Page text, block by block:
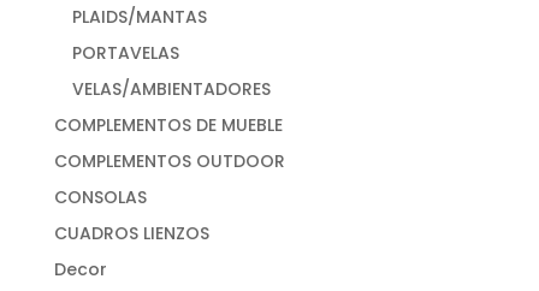
PLAIDS/MANTAS
PORTAVELAS
VELAS/AMBIENTADORES
COMPLEMENTOS DE MUEBLE
COMPLEMENTOS OUTDOOR
CONSOLAS
CUADROS LIENZOS
Decor